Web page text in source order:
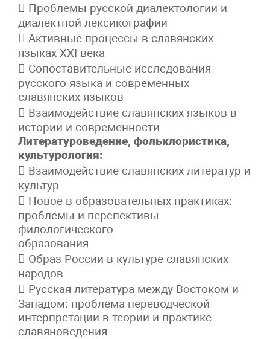
 Проблемы русской диалектологии и
диалектной лексикографии
 Активные процессы в славянских
языках XXI века
 Сопоставительные исследования
русского языка и современных
славянских языков
 Взаимодействие славянских языков в
истории и современности
Литературоведение, фольклористика,
культурология:
 Взаимодействие славянских литератур и
культур
 Новое в образовательных практиках:
проблемы и перспективы
филологического
образования
 Образ России в культуре славянских
народов
 Русская литература между Востоком и
Западом: проблема переводческой
интерпретации в теории и практике
славяноведения